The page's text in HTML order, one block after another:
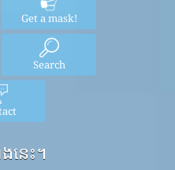
Get a mask!
Search
នេះ។